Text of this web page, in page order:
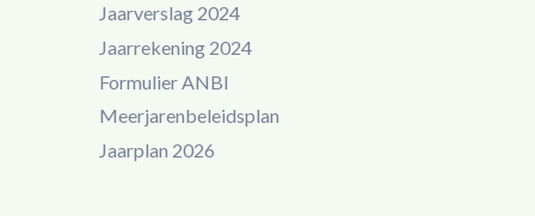
Jaarverslag 2024
Jaarrekening 2024
Formulier ANBI
Meerjarenbeleidsplan
Jaarplan 2026